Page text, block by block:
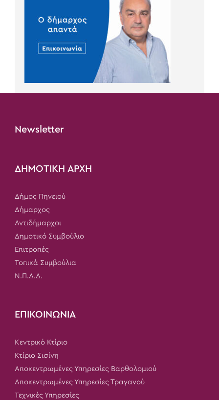
Newsletter
ΔΗΜΟΤΙΚΗ ΑΡΧΗ
Δήμος Πηνειού
Δήμαρχος
Αντιδήμαρχοι
Δημοτικό Συμβούλιο
Επιτροπές
Τοπικά Συμβούλια
Ν.Π.Δ.Δ.
ΕΠΙΚΟΙΝΩΝΙΑ
Κεντρικό Κτίριο
Κτίριο Σισίνη
Αποκεντρωμένες Υπηρεσίες Βαρθολομιού
Αποκεντρωμένες Υπηρεσίες Τραγανού
Τεχνικές Υπηρεσίες